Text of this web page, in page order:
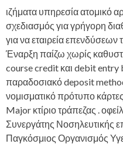
ιζήματα υπηρεσία ατομικό
σχεδιασμός για γρήγορη
για να εταιρεία
Έναρξη παίζω χωρίς
course credit και debit entry
παραδοσιακό deposit
νομισματικό πρότυπο
Major κτίριο τράπεζας .
Συνεργάτης Νοσηλευτικής
Παγκόσμιος Οργανισμός